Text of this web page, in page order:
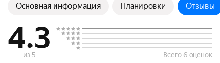
МАКС», ознакомьтесь с отзывами покупателей и жителей
района. Мы рассчитали рейтинг на основе реальных отзывов,
Основная информация Планировки Отзывы
4.3
из 5 Всего 6 оценок